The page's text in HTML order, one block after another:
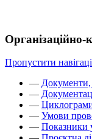
Організаційно-
Пропустити
— Документи,
—
—
— Умови
— Показники